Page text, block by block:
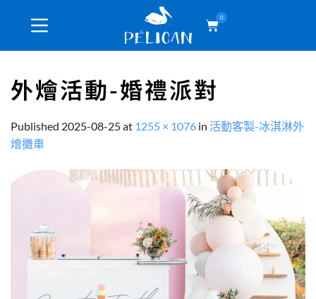
0
外燴活動-婚禮派對
Published 2025-08-25at 1255 × 1076 in 活動客製-冰淇淋外
燴攤車